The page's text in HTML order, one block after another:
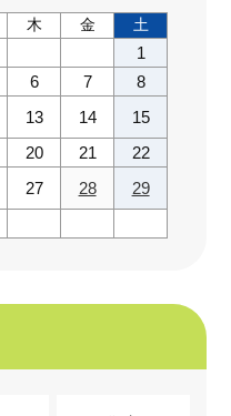
木 金 土
1
6 7
8
13 14
15
20 21
22
27 28
29